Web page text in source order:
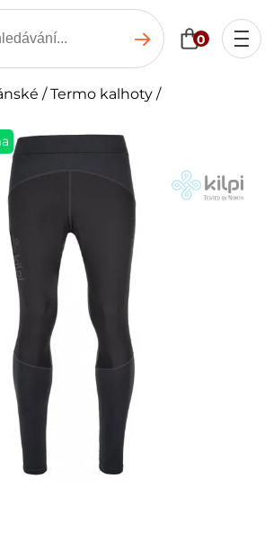
0
/Termo kalhoty /